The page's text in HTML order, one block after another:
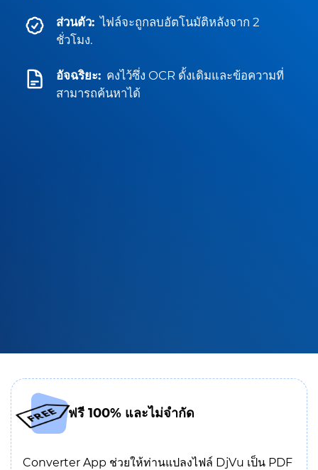
ส่วนตัว: ไฟล์จะถูกลบอัตโนมัติหลังจาก 2
ชั่วโมง.
อัจฉริยะ: คงไว้ซึ่ง OCR ดั้งเดิมและข้อความที่
สามารถค้นหาได้
ฟรี 100% และไม่จำกัด
Converter App ช่วยให้ท่านแปลงไฟล์ DjVu เป็น PDF